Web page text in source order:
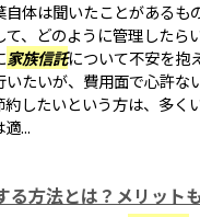
自体は聞いたことがあるも
て、どのように管理したら
家族信託について不安を抱
いたいが、費用面で心許な
したいという方は、多く
適...
る方法とは？メリット